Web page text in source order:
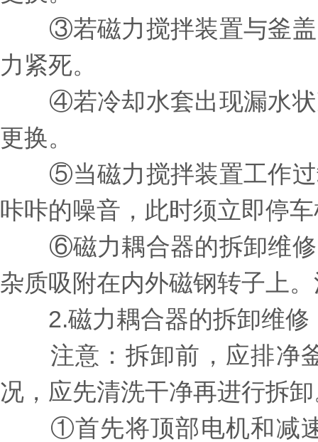
③若磁力搅拌装置与釜盖
力紧死。
④若冷却水套出现漏水状
更换。
⑤当磁力搅拌装置工作过
咔咔的噪音，此时须立即停
⑥磁力耦合器的拆卸维修
杂质吸附在内外磁钢转子上
2.磁力耦合器的拆卸维修
注意：拆卸前，应排净釜
况，应先清洗干净再进行拆
①首先将顶部电机和减速